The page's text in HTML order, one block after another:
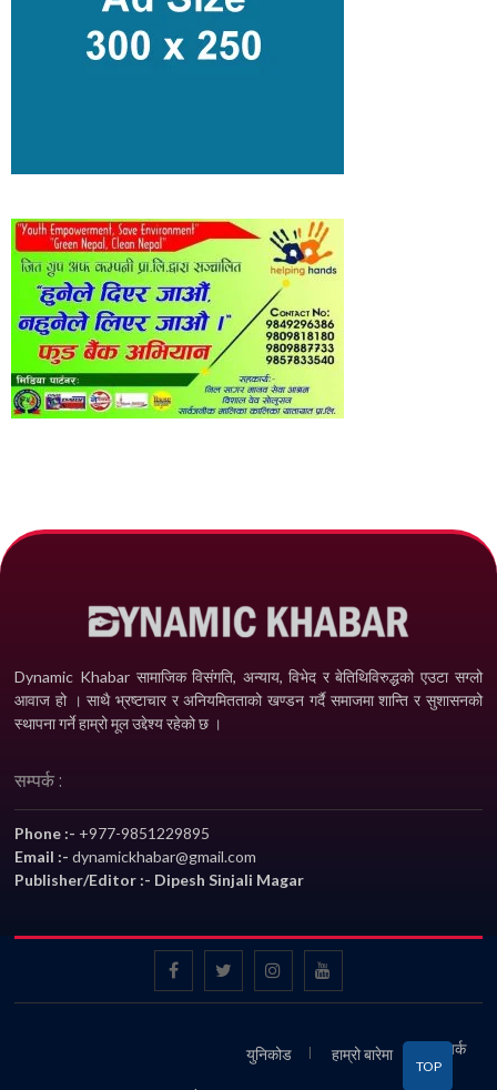
Dynamic Khabar सामाजिक विसंगति, अन्याय, विभेद­ र बेतिथिविरुद्धको एउटा सग्लो
आवाज हो । साथै भ्रष्टाचार र अनियमितताको खण्डन गर्दै समाजमा शान्ति र सुशासनको
स्थापना गर्ने हाम्रो मूल उद्देश्य रहेको छ ।
सम्पर्क :
Phone :- +977-9851229895
Email :-dynamickhabar@gmail.com
Publisher/Editor :- Dipesh Sinjali Magar
युनिकोड हाम्रो बारेमा सम्पर्क
TOP